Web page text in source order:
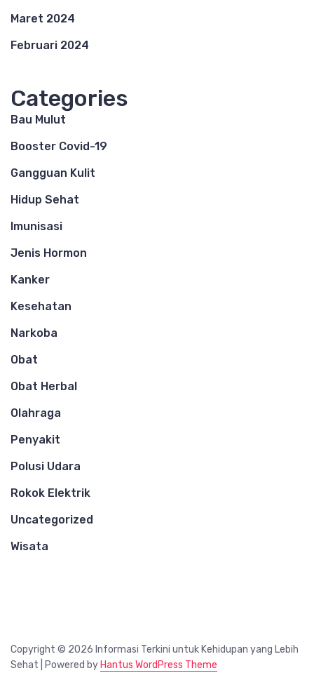
Maret 2024
Februari 2024
Categories
Bau Mulut
Booster Covid-19
Gangguan Kulit
Hidup Sehat
Imunisasi
Jenis Hormon
Kanker
Kesehatan
Narkoba
Obat
Obat Herbal
Olahraga
Penyakit
Polusi Udara
Rokok Elektrik
Uncategorized
Wisata
Copyright © 2026 Informasi Terkini untuk Kehidupan yang Lebih
Sehat | Powered by Hantus WordPress Theme